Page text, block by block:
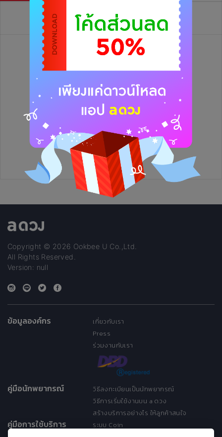
วิดีโอไลฟ์ย้อนหลัง
ยังไม่มีข้อมูล
Copyright © 2026 Ookbee U Co.,Ltd.
All Rights Reserved.
Version: null
ข้อมูลองค์กร
เกี่ยวกับเรา
Press
ร่วมงานกับเรา
คู่มือนักพยากรณ์
วิธีลงทะเบียนเป็นนักพยากรณ์
วิธีการเริ่มใช้งานบน a ดวง
สร้างบริการอย่างไร ให้ลูกค้าสนใจ
คู่มือการใช้บริการ
ระบบ Coin